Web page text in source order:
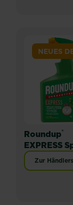
Roundup®
EXPRESS
Zur
NEUES